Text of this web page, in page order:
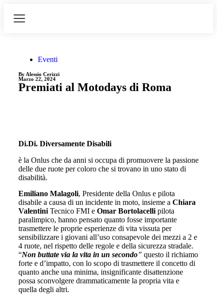
Eventi
By Alessio Cerizzi
Marzo 22, 2024
Premiati al Motodays di Roma
Di.Di. Diversamente Disabili
è la Onlus che da anni si occupa di promuovere la passione
delle due ruote per coloro che si trovano in uno stato di
disabilità.
Emiliano Malagoli, Presidente della Onlus e pilota
disabile a causa di un incidente in moto, insieme a Chiara
Valentini Tecnico FMI e Omar Bortolacelli pilota
paralimpico, hanno pensato quanto fosse importante
trasmettere le proprie esperienze di vita vissuta per
sensibilizzare i giovani all’uso consapevole dei mezzi a 2 e
4 ruote, nel rispetto delle regole e della sicurezza stradale.
“Non buttate via la vita in un secondo” questo il richiamo
forte e d’impatto, con lo scopo di trasmettere il concetto di
quanto anche una minima, insignificante disattenzione
possa sconvolgere drammaticamente la propria vita e
quella degli altri.